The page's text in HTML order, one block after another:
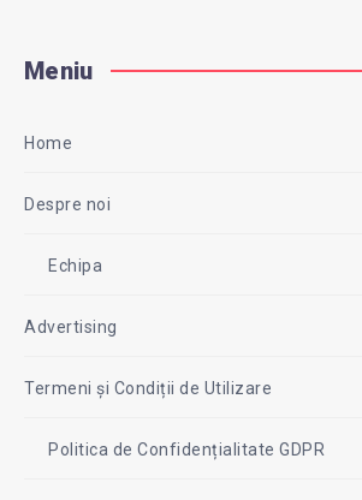
Meniu
Home
Despre noi
Echipa
Advertising
Termeni și Condiții de Utilizare
Politica de Confidențialitate GDPR